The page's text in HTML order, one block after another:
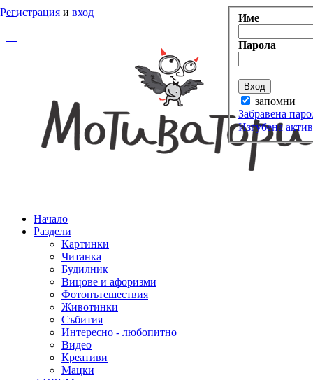
Регистрация и вход Име
Парола
запомни
Забравена
Изгубена
Начало
Раздели
Картинки
Читанка
Будилник
Вицове и афоризми
Фотопътешествия
Животинки
Събития
Интересно - любопитно
Видео
Креативи
Мацки